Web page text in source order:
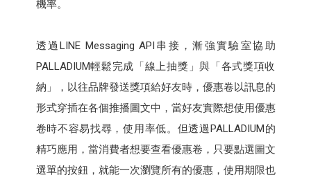
機率。
透過LINE Messaging API串接，漸強實驗室協助
PALLADIUM輕鬆完成「線上抽獎」與「各式獎項收
納」，以往品牌發送獎項給好友時，優惠卷以訊息的
形式穿插在各個推播圖文中，當好友實際想使用優惠
卷時不容易找尋，使用率低。但透過PALLADIUM的
精巧應用，當消費者想要查看優惠卷，只要點選圖文
選單的按鈕，就能一次瀏覽所有的優惠，使用期限也